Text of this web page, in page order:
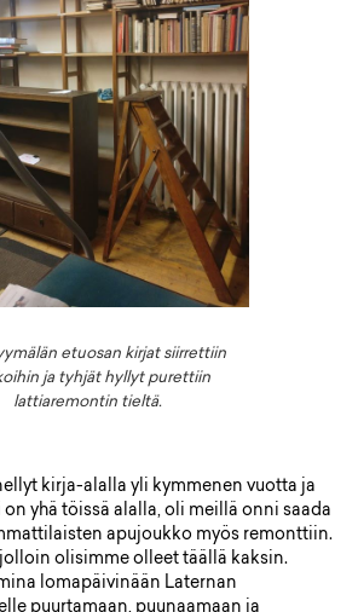
etuosan kirjat siirrettiin
ja tyhjät hyllyt purettiin
lattiaremontin tieltä.
kirja-alalla yli kymmenen vuotta ja
yhä töissä alalla, oli meillä onni saada
apujoukko myös remonttiin.
olisimme olleet täällä kaksin.
lomapäivinään Laternan